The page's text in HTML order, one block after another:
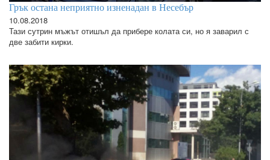
Грък остана неприятно изненадан в Несебър
10.08.2018
Тази сутрин мъжът отишъл да прибере колата си, но я заварил с
две забити кирки.